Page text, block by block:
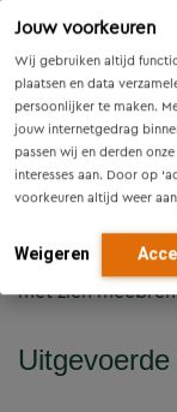
Jouw voorkeuren
Wij gebruiken altijd
plaatsen en data
persoonlijker te maken.
jouw internetgedrag
passen wij en derden
interesses aan. Door op
voorkeuren altijd weer
Weigeren
De gemeente
opstellen van het
aanbesteding en
voor het
het inpassen van
bouwkundige en
Uitgangspunt
en roltrappen
beschikbaarheid
met zich